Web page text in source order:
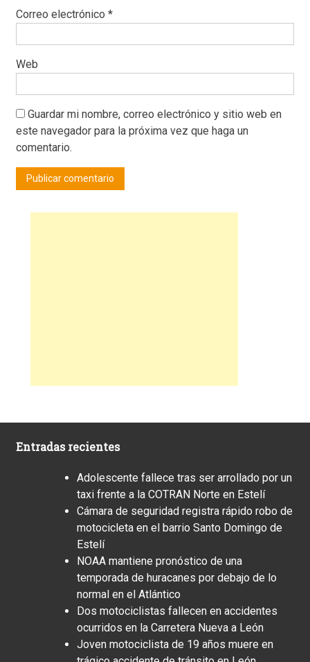
Correo electrónico *
Web
Guardar mi nombre, correo electrónico y sitio web en
este navegador para la próxima vez que haga un
comentario.
Entradas recientes
Adolescente fallece tras ser arrollado por un
taxi frente a la COTRAN Norte en Estelí
Cámara de seguridad registra rápido robo de
motocicleta en el barrio Santo Domingo de
Estelí
NOAA mantiene pronóstico de una
temporada de huracanes por debajo de lo
normal en el Atlántico
Dos motociclistas fallecen en accidentes
ocurridos en la Carretera Nueva a León
Joven motociclista de 19 años muere en